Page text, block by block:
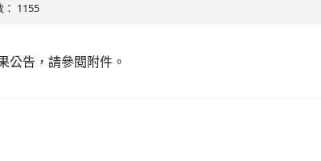
： 1155
公告，請參閱附件。